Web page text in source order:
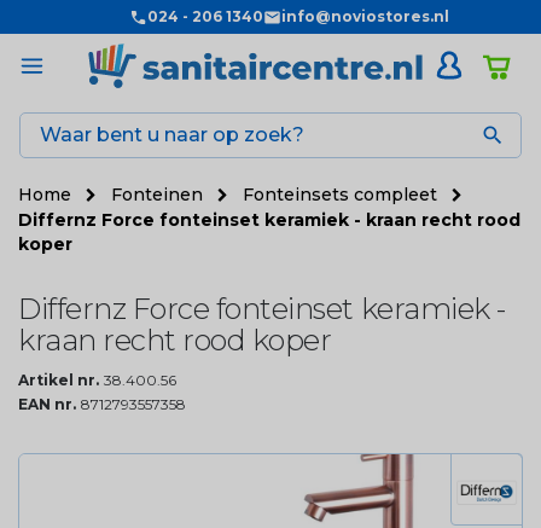
024 - 206 1340 info@noviostores.nl

Home Fonteinen
Fonteinsets compleet
Differnz Force fonteinset keramiek - kraan recht rood
koper
Differnz Force fonteinset keramiek -
kraan recht rood koper
Artikel nr. 38.400.56
EAN nr. 8712793557358